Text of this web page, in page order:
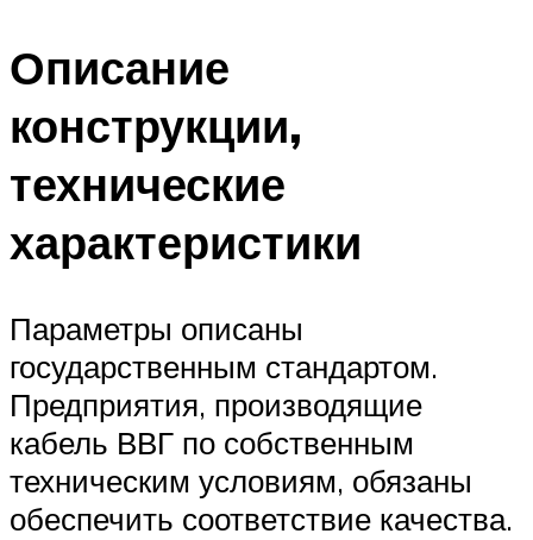
Описание
конструкции,
технические
характеристики
Параметры описаны
государственным стандартом.
Предприятия, производящие
кабель ВВГ по собственным
техническим условиям, обязаны
обеспечить соответствие качества.